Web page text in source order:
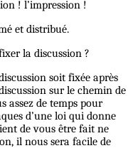
! l’impression !
et distribué.
la discussion ?
soit fixée après
sur le chemin de
assez de temps pour
d’une loi qui donne
de vous être fait ne
il nous sera facile de